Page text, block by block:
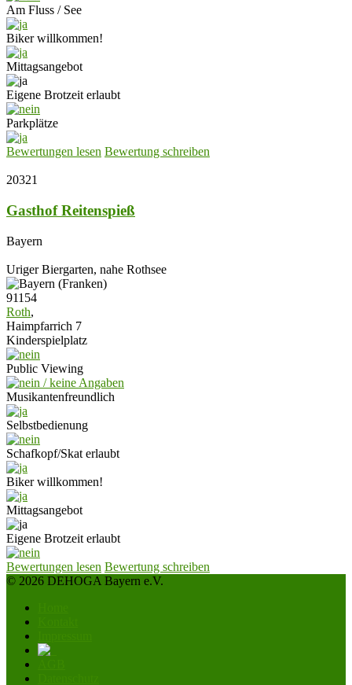
Am Fluss / See
Biker willkommen!
Mittagsangebot
Eigene Brotzeit erlaubt
Parkplätze
Bewertungen lesen Bewertung schreiben
20321
Gasthof Reitenspieß
Bayern
Uriger Biergarten, nahe Rothsee
91154
Roth,
Haimpfarrich 7
Kinderspielplatz
Public Viewing
Musikantenfreundlich
Selbstbedienung
Schafkopf/Skat erlaubt
Biker willkommen!
Mittagsangebot
Eigene Brotzeit erlaubt
Bewertungen lesen Bewertung schreiben
© 2026 DEHOGA Bayern e.V.